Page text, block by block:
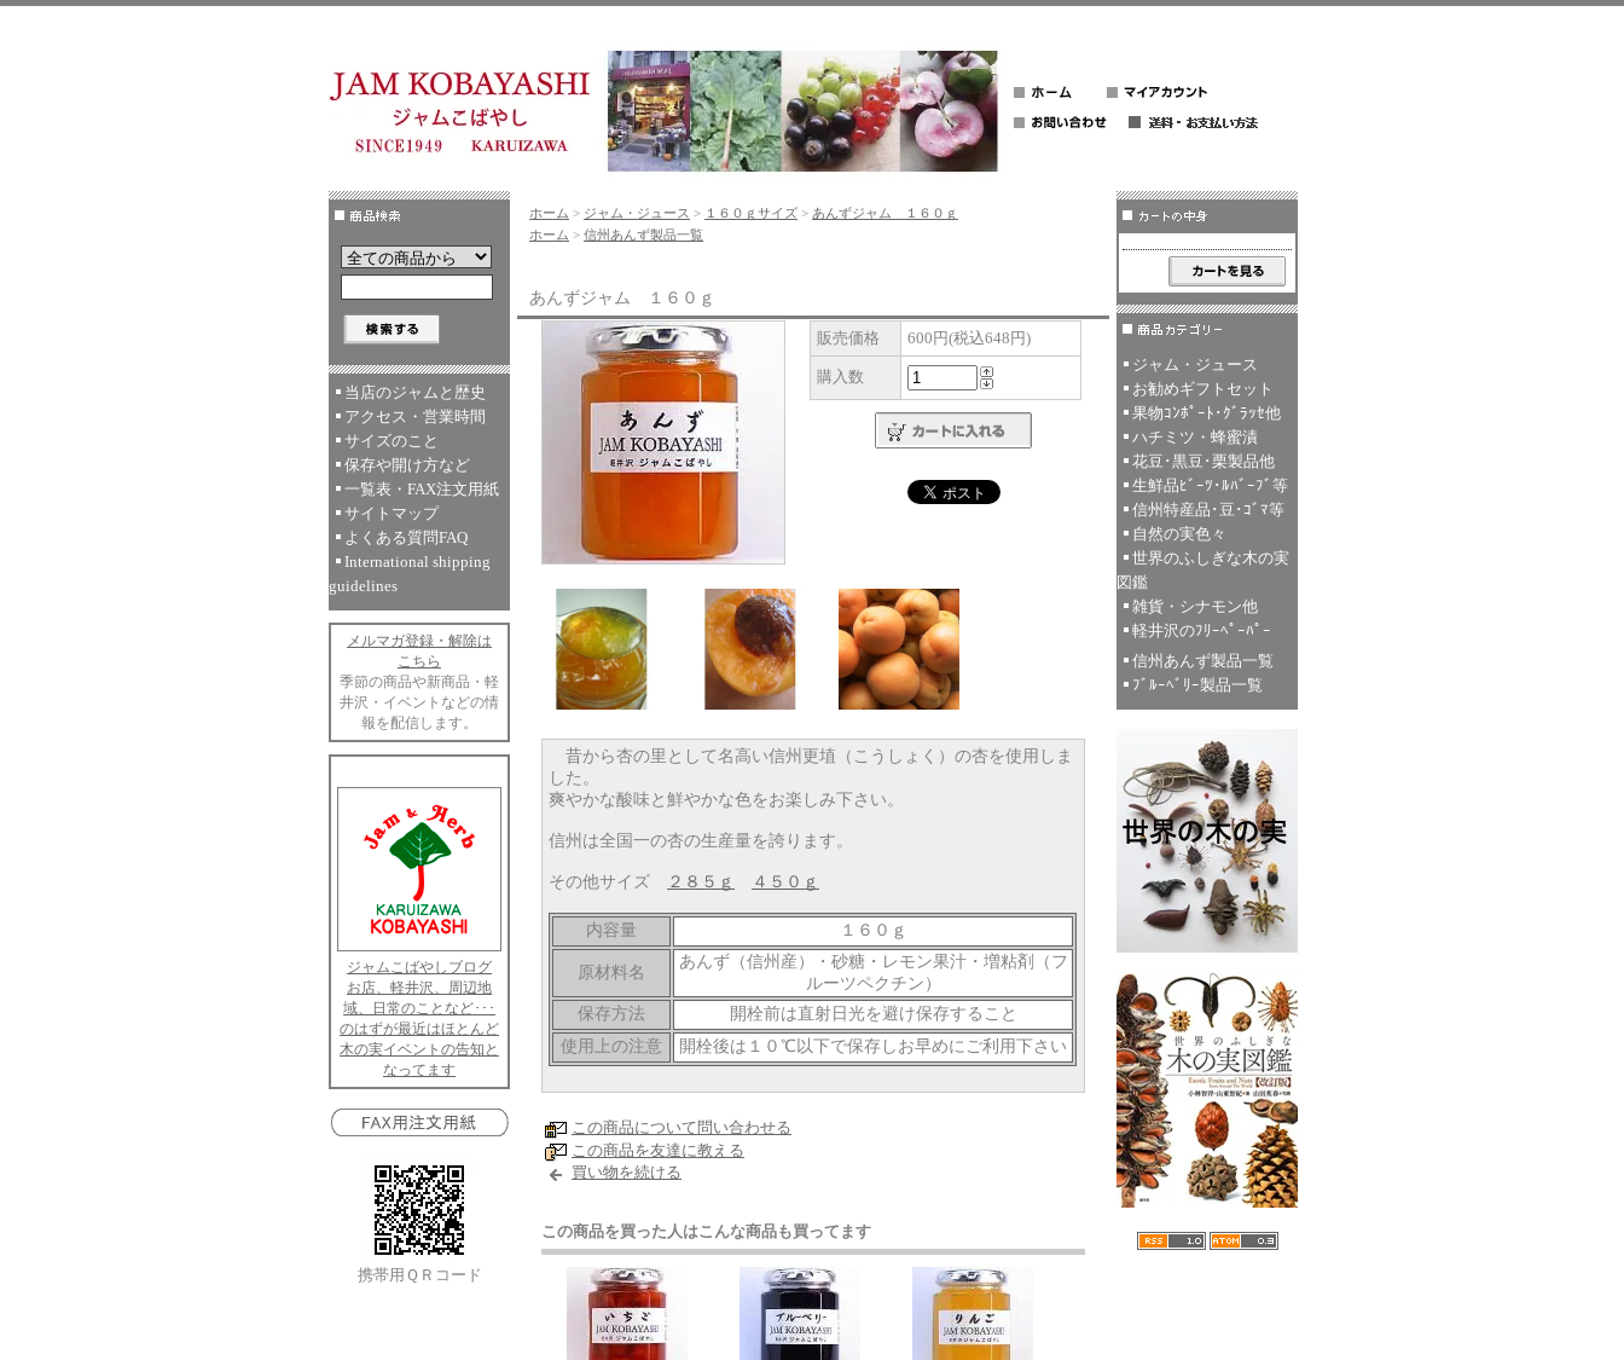
当店のジャムと歴史
アクセス・営業時間
サイズのこと
保存や開け方など
一覧表・FAX注文用紙
サイトマップ
よくある質問FAQ
International shipping
guidelines
メルマガ登録・解除は
こちら
季節の商品や新商品・軽
井沢・イベントなどの情
報を配信します。
ジャムこばやしブログ
お店、軽井沢、周辺地
域、日常のことなど･･･
のはずが最近はほとんど
木の実イベントの告知と
なってます
携帯用ＱＲコード
ホーム > ジャム・ジュース > １６０ｇサイズ > あんずジャム １６０ｇ
ホーム > 信州あんず製品一覧
あんずジャム １６０ｇ
販売価格 600円(税込648円)
購入数
昔から杏の里として名高い信州更埴（こうしょく）の杏を使用しま
した。
爽やかな酸味と鮮やかな色をお楽しみ下さい。
信州は全国一の杏の生産量を誇ります。
その他サイズ ２８５ｇ ４５０ｇ
内容量 １６０ｇ
原材料名
あんず（信州産）・砂糖・レモン果汁・増粘剤（フ
ルーツペクチン）
保存方法
開栓前は直射日光を避け保存すること
使用上の注意
開栓後は１０℃以下で保存しお早めにご利用下さい
この商品について問い合わせる
この商品を友達に教える
買い物を続ける
この商品を買った人はこんな商品も買ってます
ジャム・ジュース
お勧めギフトセット
果物ｺﾝﾎﾟｰﾄ･ｸﾞﾗｯｾ他
ハチミツ・蜂蜜漬
花豆･黒豆･栗製品他
生鮮品ﾋﾞｰﾂ･ﾙﾊﾞｰﾌﾞ等
信州特産品･豆･ｺﾞﾏ等
自然の実色々
世界のふしぎな木の実
図鑑
雑貨・シナモン他
軽井沢のﾌﾘｰﾍﾟｰﾊﾟｰ
信州あんず製品一覧
ﾌﾞﾙｰﾍﾞﾘｰ製品一覧